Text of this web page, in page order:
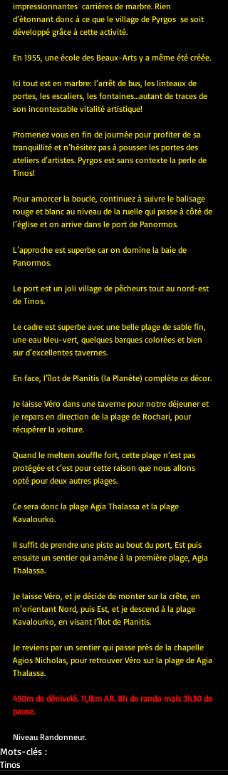
impressionnantes  carrières de marbre. Rien
d’étonnant donc à ce que le village de Pyrgos  se soit
développé grâce à cette activité.
En 1955, une école des Beaux-Arts y a même été créée.
Ici tout est en marbre: l’arrêt de bus, les linteaux de
portes, les escaliers, les fontaines…autant de traces de
son incontestable vitalité artistique!
Promenez vous en fin de journée pour profiter de sa
tranquillité et n’hésitez pas à pousser les portes des
ateliers d’artistes. Pyrgos est sans contexte la perle de
Tinos!
Pour amorcer la boucle, continuez à suivre le balisage
rouge et blanc au niveau de la ruelle qui passe à côté de
l’église et on arrive dans le port de Panormos.
L’approche est superbe car on domine la baie de
Panormos.
Le port est un joli village de pêcheurs tout au nord-est
de Tinos.
Le cadre est superbe avec une belle plage de sable fin,
une eau bleu-vert, quelques barques colorées et bien
sur d’excellentes tavernes.
En face, l’îlot de Planitis (la Planète) complète ce décor.
Je laisse Véro dans une taverne pour notre déjeuner et
je repars en direction de la plage de Rochari, pour
récupérer la voiture.
Quand le meltem souffle fort, cette plage n’est pas
protégée et c’est pour cette raison que nous allons
opté pour deux autres plages.
Ce sera donc la plage Agia Thalassa et la plage
Kavalourko.
Il suffit de prendre une piste au bout du port, Est puis
ensuite un sentier qui amène à la première plage, Agia
Thalassa.
Je laisse Véro, et je décide de monter sur la crête, en
m’orientant Nord, puis Est, et je descend à la plage
Kavalourko, en visant l’îlot de Planitis.
Je reviens par un sentier qui passe près de la chapelle
Agios Nicholas, pour retrouver Véro sur la plage de Agia
Thalassa.
450m de dénivelé. 11,!km AR. 8h de rando mais 3h30 de
pause.
Niveau Randonneur.
Mots-clés :
Tinos